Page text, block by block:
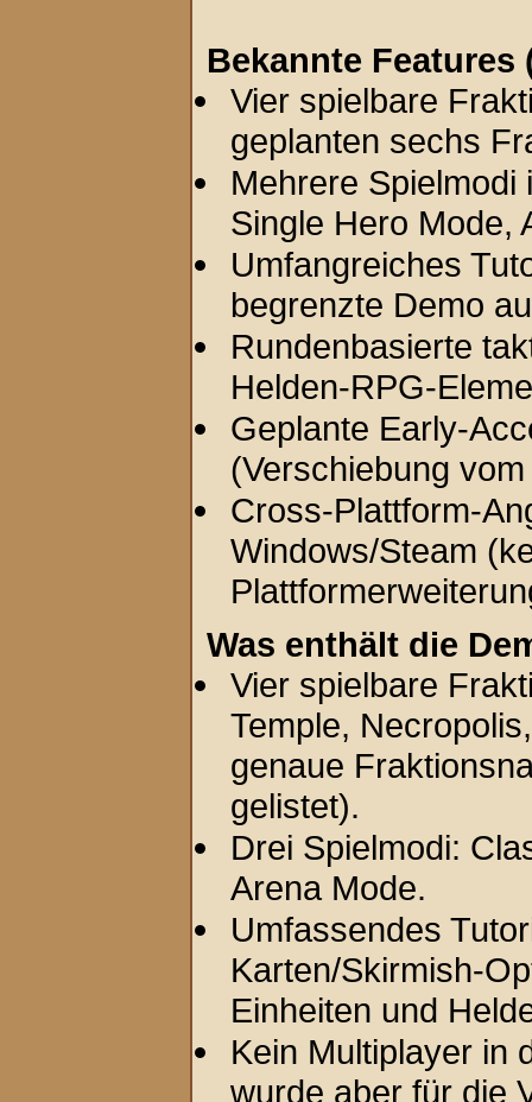
Bekannte
Vier spielbare
geplanten sechs
Mehrere
Single Hero Mode,
Umfangreiches
begrenzte Demo
Rundenbasierte
Helden-RPG-
Geplante Early-
(Verschiebung
Cross-Plattform-
Windows/Steam
Was enthält die
Vier spielbare
Temple,
genaue
gelistet).
Drei Spielmodi:
Arena Mode.
Umfassendes
Karten/Skirmish-
Einheiten und
Kein Multiplayer in
wurde aber für die